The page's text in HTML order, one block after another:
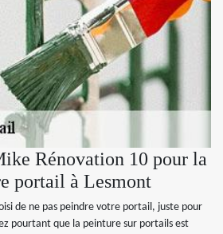
Rénovation 10 pour la
portail à Lesmont
de ne pas peindre votre portail, juste pour
pourtant que la peinture sur portails est